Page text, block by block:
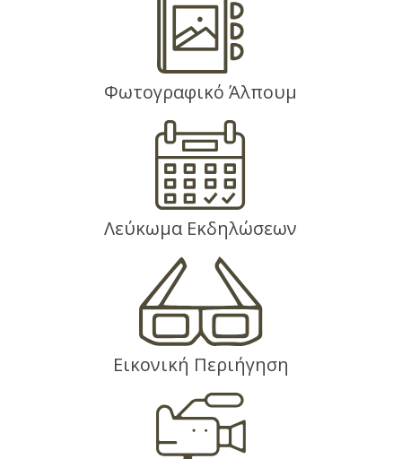
Φωτογραφικό Άλπουμ
Λεύκωμα Εκδηλώσεων
Εικονική Περιήγηση